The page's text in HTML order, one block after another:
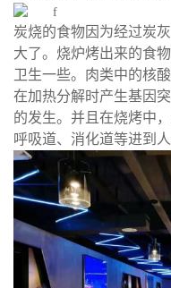
炭烧的食物因为经过炭
大了。烧炉烤出来的食
卫生一些。肉类中的核
在加热分解时产生基因
的发生。并且在烧烤中
呼吸道、消化道等进到